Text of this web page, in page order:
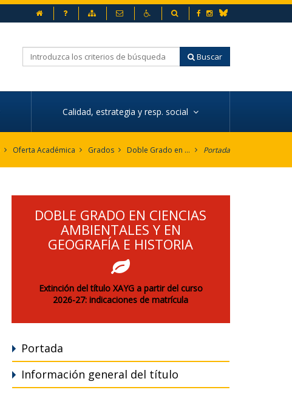
FacebookInstagram
Bluesky
Preguntas frecuentes
Mapa web Contacto AccesibilidadBuscador
Buscar
Calidad, estrategia y resp. social
Oferta Académica Grados Doble Grado en Ciencias Ambientales y en Geografía e Historia Portada
DOBLE GRADO EN CIENCIAS
AMBIENTALES Y EN
GEOGRAFÍA E HISTORIA
Extinción del título XAYG a partir del curso
2026-27: indicaciones de matrícula
Portada
Información general del título